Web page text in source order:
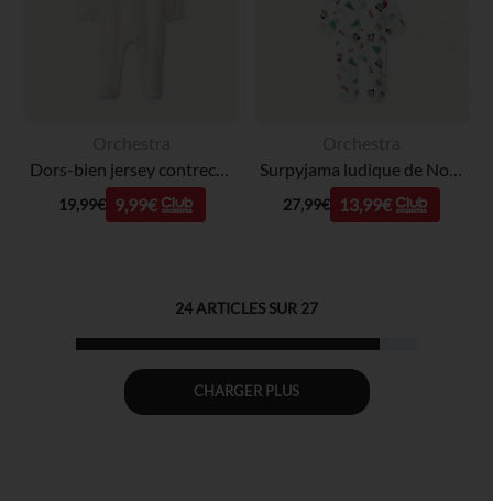
19,99€ 9,99€ 27,99€ 13,99€
24 ARTICLES SUR 27
CHARGER PLUS